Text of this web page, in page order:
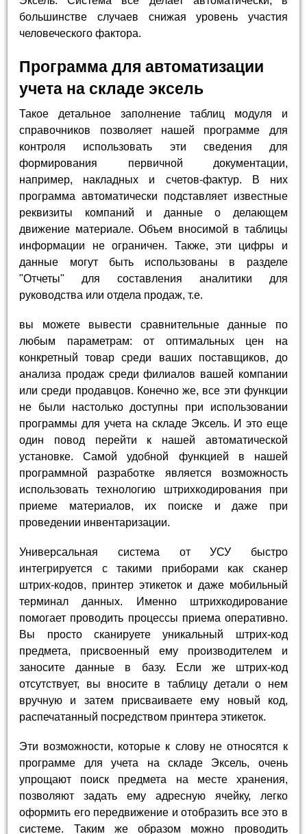
большинстве случаев снижая уровень участия
человеческого фактора.
Программа для автоматизации
учета на складе эксель
Такое детальное заполнение таблиц модуля и
справочников позволяет нашей программе для
контроля использовать эти сведения для
формирования первичной документации,
например, накладных и счетов-фактур. В них
программа автоматически подставляет известные
реквизиты компаний и данные о делающем
движение материале. Объем вносимой в таблицы
информации не ограничен. Также, эти цифры и
данные могут быть использованы в разделе
"Отчеты" для составления аналитики для
руководства или отдела продаж, т.е.
вы можете вывести сравнительные данные по
любым параметрам: от оптимальных цен на
конкретный товар среди ваших поставщиков, до
анализа продаж среди филиалов вашей компании
или среди продавцов. Конечно же, все эти функции
не были настолько доступны при использовании
программы для учета на складе Эксель. И это еще
один повод перейти к нашей автоматической
установке. Самой удобной функцией в нашей
программной разработке является возможность
использовать технологию штрихкодирования при
приеме материалов, их поиске и даже при
проведении инвентаризации.
Универсальная система от УСУ быстро
интегрируется с такими приборами как сканер
штрих-кодов, принтер этикеток и даже мобильный
терминал данных. Именно штрихкодирование
помогает проводить процессы приема оперативно.
Вы просто сканируете уникальный штрих-код
предмета, присвоенный ему производителем и
заносите данные в базу. Если же штрих-код
отсутствует, вы вносите в таблицу детали о нем
вручную и затем присваиваете ему новый код,
распечатанный посредством принтера этикеток.
Эти возможности, которые к слову не относятся к
программе для учета на складе Эксель, очень
упрощают поиск предмета на месте хранения,
позволяют задать ему адресную ячейку, легко
оформить его передвижение и отобразить все это в
системе. Таким же образом можно проводить